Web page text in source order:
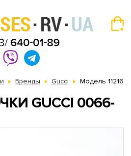
Бренды Gucci Модель 11216
GUCCI 0066-